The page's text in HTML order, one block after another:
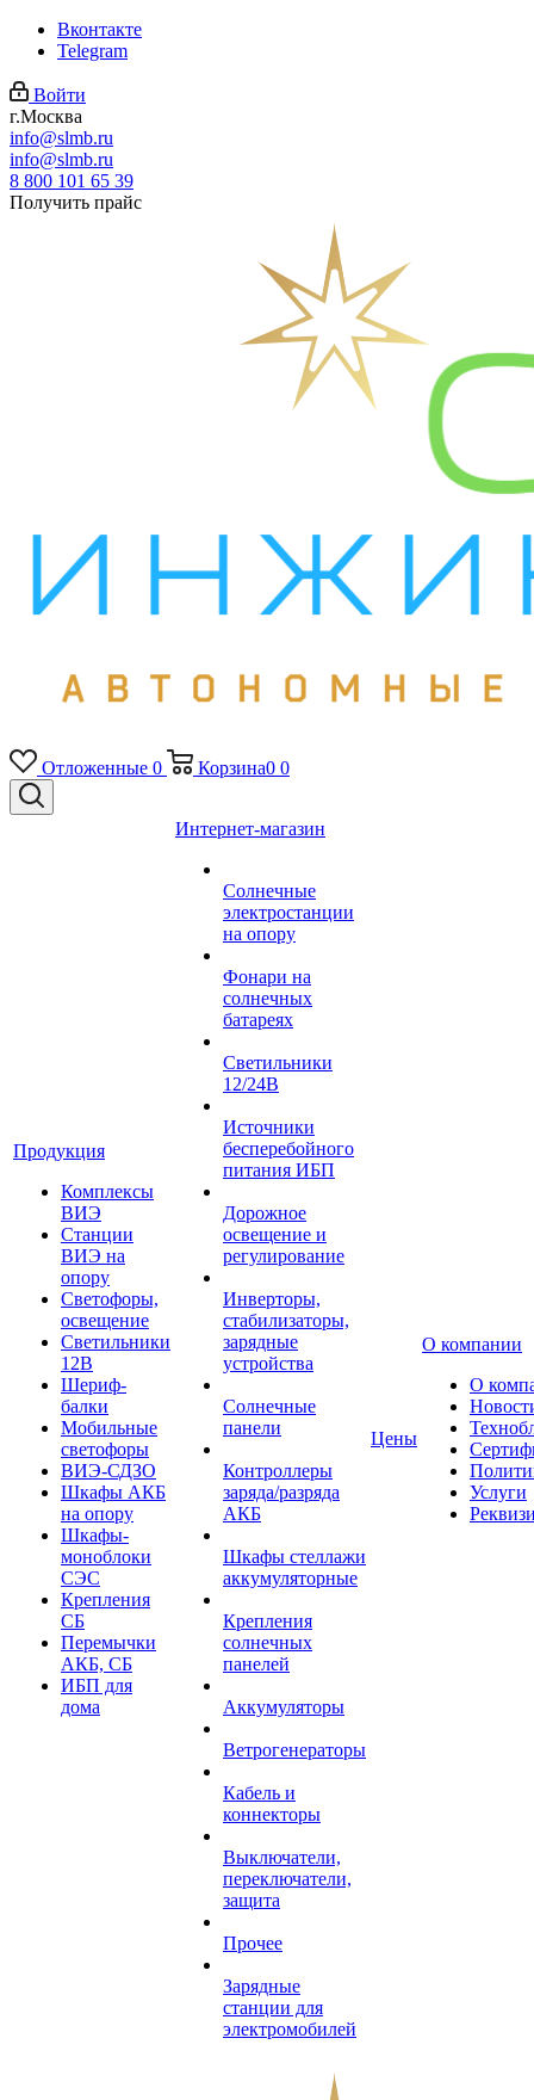
Вконтакте
Telegram
Войти
г.Москва
info@slmb.ru
info@slmb.ru
8 800 101 65 39
Получить прайс
Отложенные 0 Корзина0 0
Продукция
Комплексы
ВИЭ
Станции
ВИЭ на
опору
Светофоры,
освещение
Светильники
12В
Шериф-
балки
Мобильные
светофоры
ВИЭ-СДЗО
Шкафы АКБ
на опору
Шкафы-
моноблоки
СЭС
Крепления
СБ
Перемычки
АКБ, СБ
ИБП для
дома
Интернет-магазин
Солнечные
электростанции
на опору
Фонари на
солнечных
батареях
Светильники
12/24В
Источники
бесперебойного
питания ИБП
Дорожное
освещение и
регулирование
Инверторы,
стабилизаторы,
зарядные
устройства
Солнечные
панели
Контроллеры
заряда/разряда
АКБ
Шкафы стеллажи
аккумуляторные
Крепления
солнечных
панелей
Аккумуляторы
Ветрогенераторы
Кабель и
коннекторы
Выключатели,
переключатели,
защита
Прочее
Зарядные
станции для
электромобилей
Цены
О компании
О
Услуги